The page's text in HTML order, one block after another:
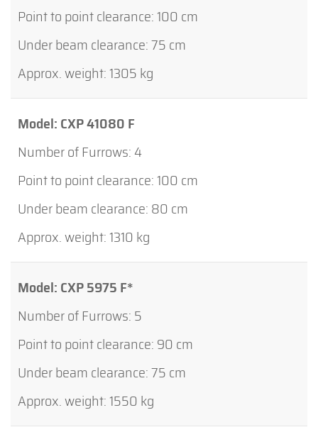
100 cm
75 cm
1305 kg
CXP 41080 F
4
100 cm
80 cm
1310 kg
CXP 5975 F*
5
90 cm
75 cm
1550 kg